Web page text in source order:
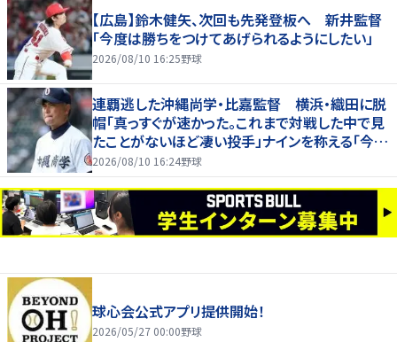
【広島】鈴木健矢、次回も先発登板へ 新井監督
「今度は勝ちをつけてあげられるようにしたい」
2026/08/10 16:25野球
連覇逃した沖縄尚学・比嘉監督 横浜・織田に脱
帽「真っすぐが速かった。これまで対戦した中で見
たことがないほど凄い投手」ナインを称える「今の
代は重圧のある中でよく甲子園に帰ってきた」
2026/08/10 16:24野球
球心会公式アプリ提供開始！
2026/05/27 00:00野球